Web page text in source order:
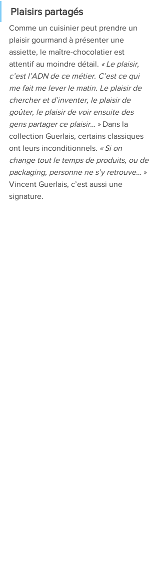
Plaisirs partagés
Comme un cuisinier peut prendre un
plaisir gourmand à présenter une
assiette, le maître-chocolatier est
attentif au moindre détail. « Le plaisir,
c’est l’ADN de ce métier. C’est ce qui
me fait me lever le matin. Le plaisir de
chercher et d’inventer, le plaisir de
goûter, le plaisir de voir ensuite des
gens partager ce plaisir… » Dans la
collection Guerlais, certains classiques
ont leurs inconditionnels. « Si on
change tout le temps de produits, ou de
packaging, personne ne s’y retrouve… »
Vincent Guerlais, c’est aussi une
signature.